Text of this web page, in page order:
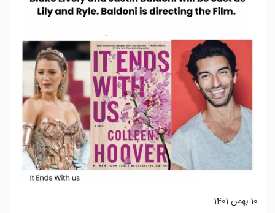
10 بهمن 1401